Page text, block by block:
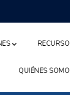
QUIÉNES